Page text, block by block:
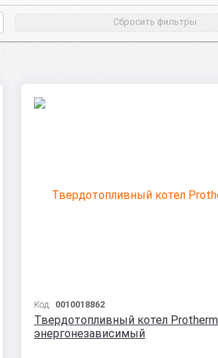
Сбросить фильтры
Код: 0010018862
Твердотопливный котел
энергонезависимый